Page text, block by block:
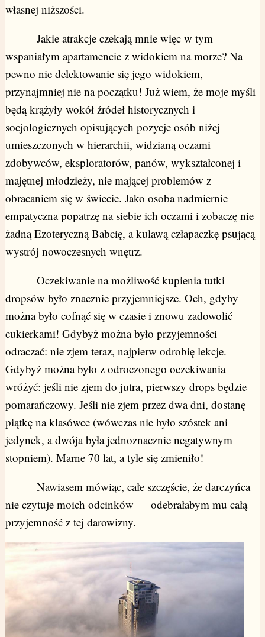
własnej niższości.
Jakie atrakcje czekają mnie więc w tym
wspaniałym apartamencie z widokiem na morze? Na
pewno nie delektowanie się jego widokiem,
przynajmniej nie na początku! Już wiem, że moje myśli
będą krążyły wokół źródeł historycznych i
socjologicznych opisujących pozycje osób niżej
umieszczonych w hierarchii, widzianą oczami
zdobywców, eksploratorów, panów, wykształconej i
majętnej młodzieży, nie mającej problemów z
obracaniem się w świecie. Jako osoba nadmiernie
empatyczna popatrzę na siebie ich oczami i zobaczę nie
żadną Ezoteryczną Babcię, a kulawą człapaczkę psującą
wystrój nowoczesnych wnętrz.
Oczekiwanie na możliwość kupienia tutki
dropsów było znacznie przyjemniejsze. Och, gdyby
można było cofnąć się w czasie i znowu zadowolić
cukierkami! Gdybyż można było przyjemności
odraczać: nie zjem teraz, najpierw odrobię lekcje.
Gdybyż można było z odroczonego oczekiwania
wróżyć: jeśli nie zjem do jutra, pierwszy drops będzie
pomarańczowy. Jeśli nie zjem przez dwa dni, dostanę
piątkę na klasówce (wówczas nie było szóstek ani
jedynek, a dwója była jednoznacznie negatywnym
stopniem). Marne 70 lat, a tyle się zmieniło!
Nawiasem mówiąc, całe szczęście, że darczyńca
nie czytuje moich odcinków — odebrałabym mu całą
przyjemność z tej darowizny.